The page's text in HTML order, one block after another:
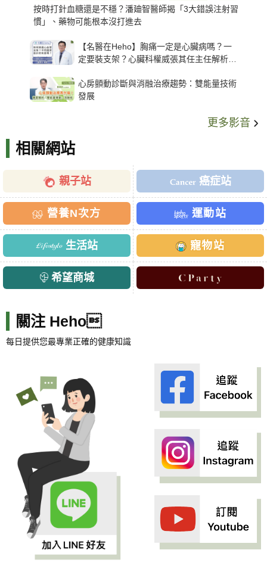
按時打針血糖還是不穩？潘廸智醫師揭「3大錯誤注射習
慣」、藥物可能根本沒打進去
【名醫在Heho】胸痛一定是心臟病嗎？一
定要裝支架？心臟科權威張其任主任解析支
心房顫動診斷與消融治療趨勢：雙能量技術
發展
更多影音
相關網站
親子站 癌症站
營養N次方 運動站
生活站 寵物站
希望商城
關注 Heho
每日提供您最專業正確的健康知識